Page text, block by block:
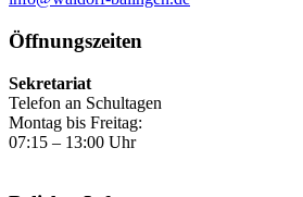
Öffnungszeiten
Sekretariat
Telefon an Schultagen
Montag bis Freitag:
07:15 – 13:00 Uhr